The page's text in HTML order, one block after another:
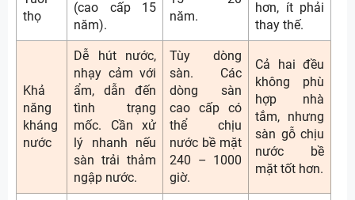
thọ
(cao cấp 15
năm).
năm.
hơn, ít phải
thay thế.
Khả
năng
kháng
nước
Dễ hút nước,
nhạy cảm với
ẩm, dẫn đến
tình trạng
mốc. Cần xử
lý nhanh nếu
sàn trải thảm
ngập nước.
Tùy dòng
sàn. Các
dòng sàn
cao cấp có
thể chịu
nước bề mặt
240 – 1000
giờ.
Cả hai đều
không phù
hợp nhà
tắm, nhưng
sàn gỗ chịu
nước bề
mặt tốt hơn.